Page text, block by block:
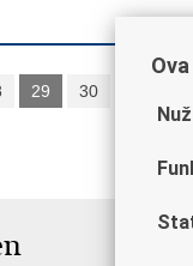
29 30